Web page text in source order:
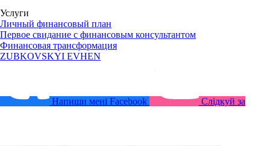
Услуги
Личный финансовый план
Первое свидание с финансовым консультантом
Финансовая трансформация
ZUBKOVSKYI EVHEN
Напиши мені Facebook Слідкуй за